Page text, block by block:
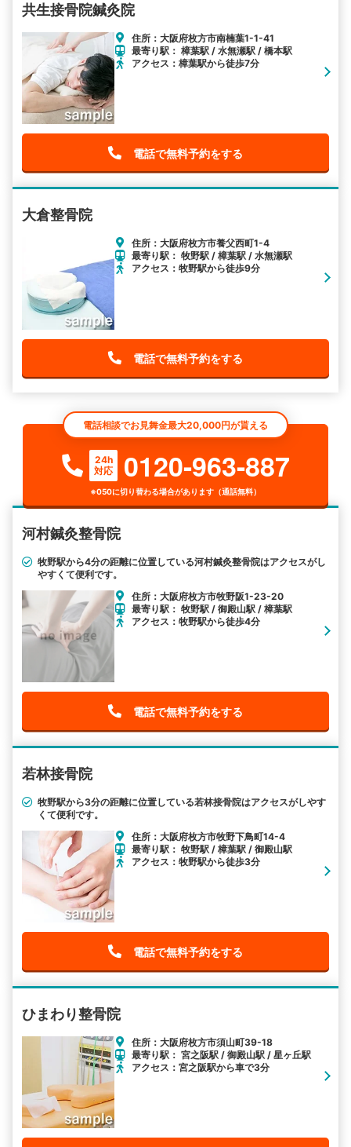
共生接骨院鍼灸院
住所：大阪府枚方市南楠葉1-1-41
最寄り駅： 樟葉駅 / 水無瀬駅 / 橋本駅
アクセス：樟葉駅から徒歩7分
電話で無料予約をする
大倉整骨院
住所：大阪府枚方市養父西町1-4
最寄り駅： 牧野駅 / 樟葉駅 / 水無瀬駅
アクセス：牧野駅から徒歩9分
電話で無料予約をする
電話相談でお見舞金最大20,000円が貰える
24h
対応
0120-963-887
※050に切り替わる場合があります（通話無料）
河村鍼灸整骨院
牧野駅から4分の距離に位置している河村鍼灸整骨院はアクセスがし
やすくて便利です。
住所：大阪府枚方市牧野阪1-23-20
最寄り駅： 牧野駅 / 御殿山駅 / 樟葉駅
アクセス：牧野駅から徒歩4分
電話で無料予約をする
若林接骨院
牧野駅から3分の距離に位置している若林接骨院はアクセスがしやす
くて便利です。
住所：大阪府枚方市牧野下鳥町14-4
最寄り駅： 牧野駅 / 樟葉駅 / 御殿山駅
アクセス：牧野駅から徒歩3分
電話で無料予約をする
ひまわり整骨院
住所：大阪府枚方市須山町39-18
最寄り駅： 宮之阪駅 / 御殿山駅 / 星ヶ丘駅
アクセス：宮之阪駅から車で3分